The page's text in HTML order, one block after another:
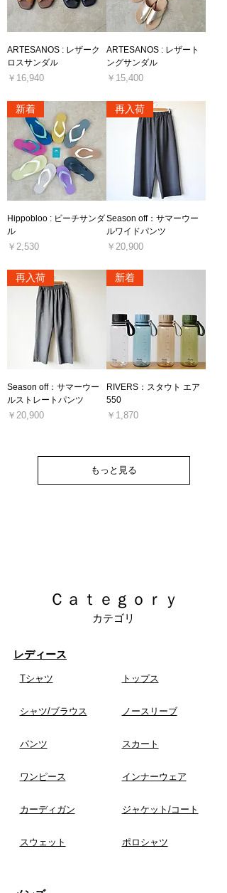
ARTESANOS : レザーク
ロスサンダル
価格
￥16,940
ARTESANOS : レザート
ングサンダル
価格
￥15,400
新着
Hippobloo : ビーチサンダ
ル
価格
￥2,530
再入荷
Season off：サマーウー
ルワイドパンツ
価格
￥20,900
再入荷
Season off：サマーウー
ルストレートパンツ
価格
￥20,900
新着
RIVERS：スタウト エア
550
価格
￥1,870
もっと見る
​Ｃａｔｅｇｏｒｙ
カテゴリ
レディース
Tシャツ
​シャツ/ブラウス
​パンツ
ワンピース
​カーディガン
スウェット
​トップス
ノースリーブ
スカート
インナーウェア
​ジャケット/コート
ポロシャツ